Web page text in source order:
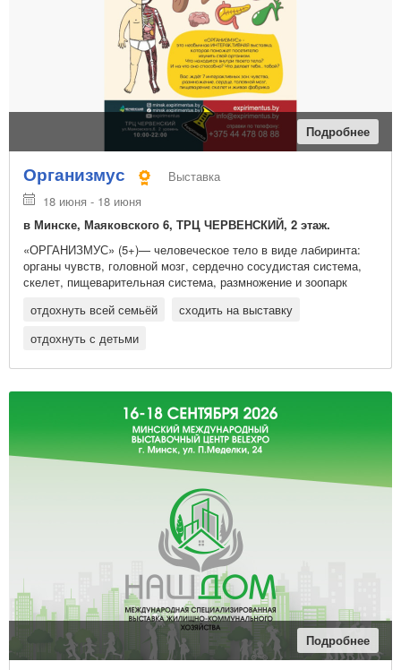
Подробнее
Организмус
Выставка
18 июня - 18 июня
в Минске, Маяковского 6, ТРЦ ЧЕРВЕНСКИЙ, 2 этаж.
«ОРГАНИЗМУС» (5+)— человеческое тело в виде лабиринта:
органы чувств, головной мозг, сердечно сосудистая система,
скелет, пищеварительная система, размножение и зоопарк
отдохнуть всей семьёй
сходить на выставку
отдохнуть с детьми
Подробнее